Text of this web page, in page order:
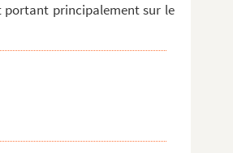
portant principalement sur le